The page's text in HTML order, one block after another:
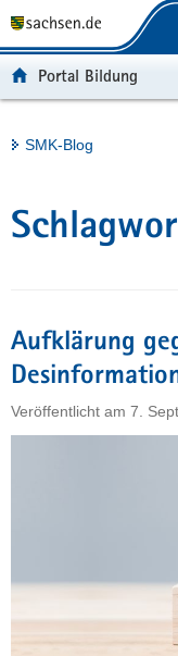
t
e
r
i
f
e
n
d
g
u
h
a
e
v
e
Portalübergreifende
Portal Bildung
Hauptinhalt
SMK-Blog
Aufklärung
Veröffentlicht am 7.